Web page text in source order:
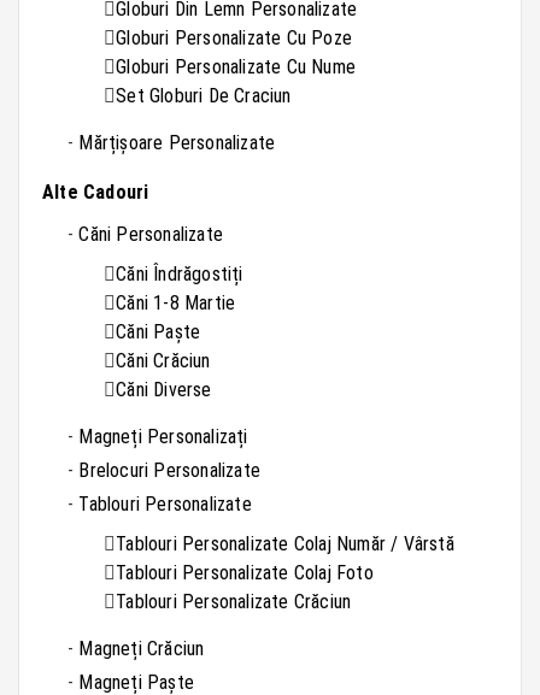
Globuri Din Lemn Personalizate
Globuri Personalizate Cu Poze
Globuri Personalizate Cu Nume
Set Globuri De Craciun
Mărțișoare Personalizate
Alte Cadouri
Căni Personalizate
Căni Îndrăgostiți
Căni 1-8 Martie
Căni Paște
Căni Crăciun
Căni Diverse
Magneți Personalizați
Brelocuri Personalizate
Tablouri Personalizate
Tablouri Personalizate Colaj Număr / Vârstă
Tablouri Personalizate Colaj Foto
Tablouri Personalizate Crăciun
Magneți Crăciun
Magneți Paște